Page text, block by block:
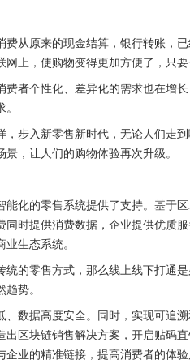
从原来的现金结算，银行转账，
上，使购物变得更加方便了，只
者个性化、差异化的需求也在增
步入新零售新时代，无论人们走
，让人们的购物体验再次升级。
化的零售系统提供了支持。基于
时提供消费数据，企业提供优质
生态系统。
的零售方式，那么线上线下打通
势。
数据高度安全。同时，实现可追
区块链销售解决方案，开启贴码
业的精准链接，提高消费者的体验